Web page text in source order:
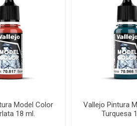
Model Color
18 ml.
Vallejo Pintura
Turquesa